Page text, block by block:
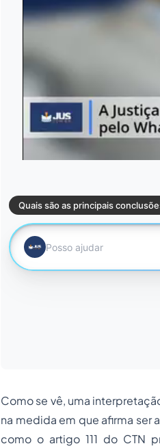
Como se vê, uma
na medida em que afirma ser
como o artigo 111 do CTN